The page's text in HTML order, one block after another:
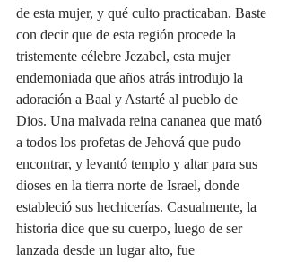
de esta mujer, y qué culto practicaban. Baste
con decir que de esta región procede la
tristemente célebre Jezabel, esta mujer
endemoniada que años atrás introdujo la
adoración a Baal y Astarté al pueblo de
Dios. Una malvada reina cananea que mató
a todos los profetas de Jehová que pudo
encontrar, y levantó templo y altar para sus
dioses en la tierra norte de Israel, donde
estableció sus hechicerías. Casualmente, la
historia dice que su cuerpo, luego de ser
lanzada desde un lugar alto, fue